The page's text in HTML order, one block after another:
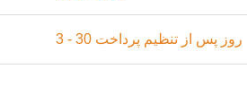
3 - 30 روز پس از تنظیم پرداخت